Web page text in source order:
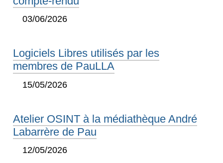
03/06/2026
Logiciels Libres utilisés par les
membres de PauLLA
15/05/2026
Atelier OSINT à la médiathèque André
Labarrère de Pau
12/05/2026